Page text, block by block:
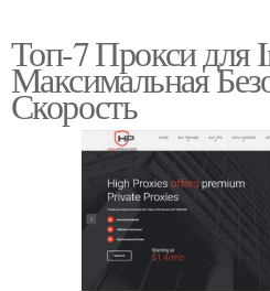
Топ-7 Прокси для
Максимальная
Скорость